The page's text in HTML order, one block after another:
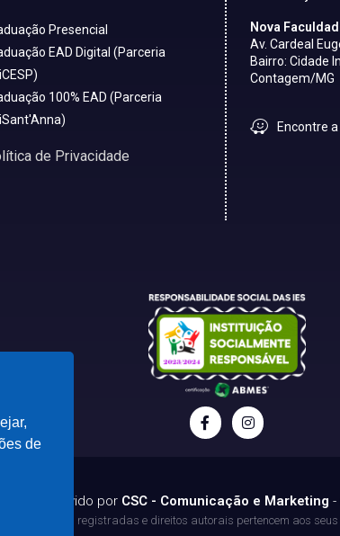
Presencial
EAD Digital (Parceria
100% EAD (Parceria
de Privacidade
Nova
Av. Cardeal
Bairro: Cidade
Contagem/MG
Encontre
- Desenvolvido por CSC - Comunicação e Marketing -
as marcas registradas e direitos autorais pertencem aos
de